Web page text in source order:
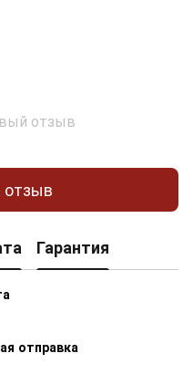
отзыв
отзыв
Гарантия
отправка